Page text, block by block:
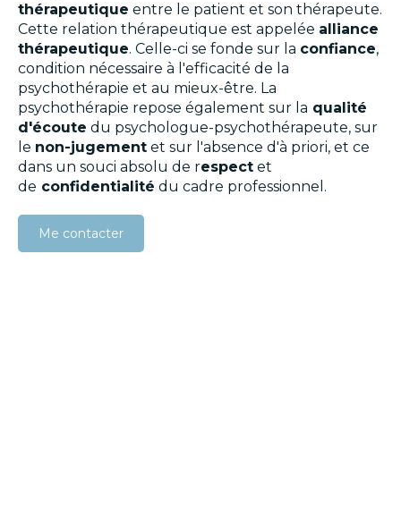
thérapeutique entre le patient et son thérapeute.
Cette relation thérapeutique est appelée alliance
thérapeutique. Celle-ci se fonde sur la confiance,
condition nécessaire à l'efficacité de la
psychothérapie et au mieux-être. La
psychothérapie repose également sur la qualité
d'écoute du psychologue-psychothérapeute, sur
le non-jugement et sur l'absence d'à priori, et ce
dans un souci absolu de respect et
de confidentialité du cadre professionnel.
Me contacter